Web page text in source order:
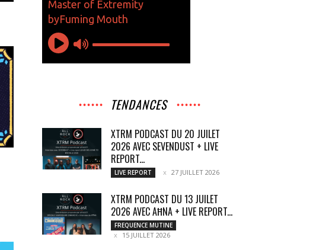
TENDANCES
XTRM PODCAST DU 20 JUILET
2026 AVEC SEVENDUST + LIVE
REPORT...
LIVE REPORT 27 JUILLET 2026
XTRM PODCAST DU 13 JUILET
2026 AVEC AĦNA + LIVE REPORT...
FREQUENCE MUTINE
15 JUILLET 2026